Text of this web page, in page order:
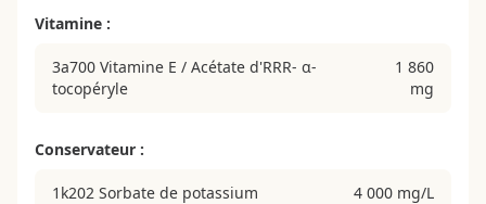
Vitamine :
3a700 Vitamine E / Acétate d'RRR- α-
tocopéryle
1 860
mg
Conservateur :
1k202 Sorbate de potassium 4 000 mg/L